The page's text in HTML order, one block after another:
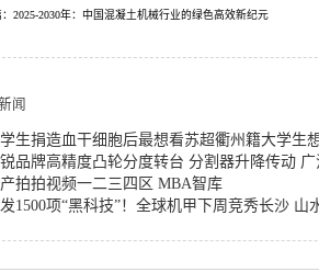
：2025-2030年：中国混凝土机械行业的绿色高效新纪元
闻
生捐造血干细胞后最想看苏超衢州籍大学生
品牌高精度凸轮分度转台 分割器升降传动
产拍拍视频一二三四区 MBA智库
1500项“黑科技”！全球机甲下周竞秀长沙 山